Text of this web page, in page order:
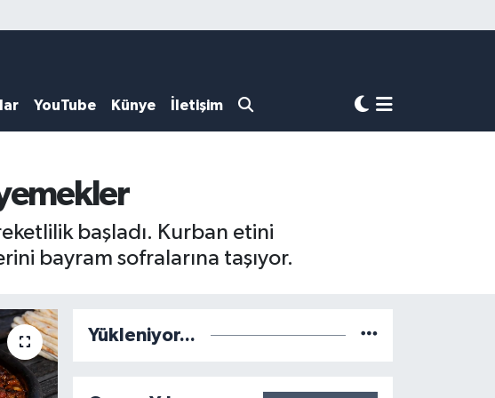
YouTube Künye İletişim
başladı. Kurban etini
bayram sofralarına taşıyor.
Yükleniyor...